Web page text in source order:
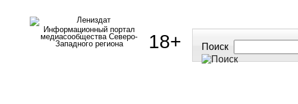
Информационный портал
медиасообщества Северо-
Западного региона
18+ Поиск